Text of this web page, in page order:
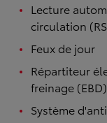
Lecture
circulation
Feux de jour
Répartiteur
freinage (EBD)
Système